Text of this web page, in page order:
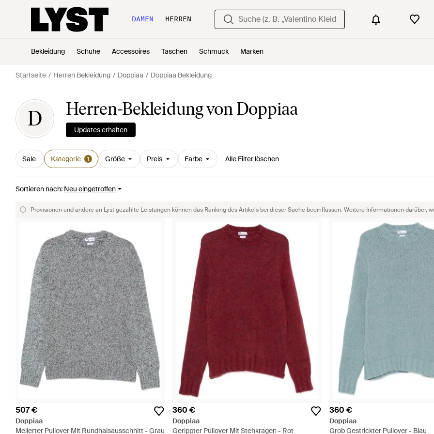
DAMEN HERREN
Bekleidung Schuhe Accessoires Taschen Schmuck Marken
Startseite Herren Bekleidung Doppiaa Doppiaa Bekleidung
D Herren-Bekleidung von Doppiaa
Updates erhalten
Sale Kategorie 1 Größe Preis Farbe Alle Filter löschen
Sortieren nach: Neu eingetroffen
Provisionen und andere an Lyst gezahlte Leistungen können das Ranking des Artikels bei dieser Suche beeinflussen. Weitere Informationen darüber,
507 €
Doppiaa
Melierter Pullover Mit Rundhalsausschnitt - Grau
360 €
Doppiaa
Gerippter Pullover Mit Stehkragen - Rot
360 €
Doppiaa
Grob Gestrickter Pullover - Blau